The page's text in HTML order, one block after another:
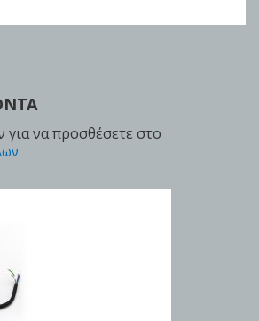
για να προσθέσετε στο